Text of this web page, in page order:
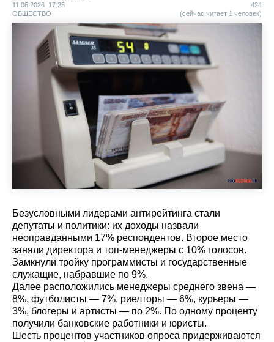
11.06.2026 17:25
ОБЩЕСТВО
424
(сейчас читает 1 человек)
Безусловными лидерами антирейтинга стали
депутаты и политики: их доходы назвали
неоправданными 17% респондентов. Второе место
заняли директора и топ-менеджеры с 10% голосов.
Замкнули тройку программисты и государственные
служащие, набравшие по 9%.
Далее расположились менеджеры среднего звена —
8%, футболисты — 7%, риелторы — 6%, курьеры —
3%, блогеры и артисты — по 2%. По одному проценту
получили банковские работники и юристы.
Шесть процентов участников опроса придерживаются